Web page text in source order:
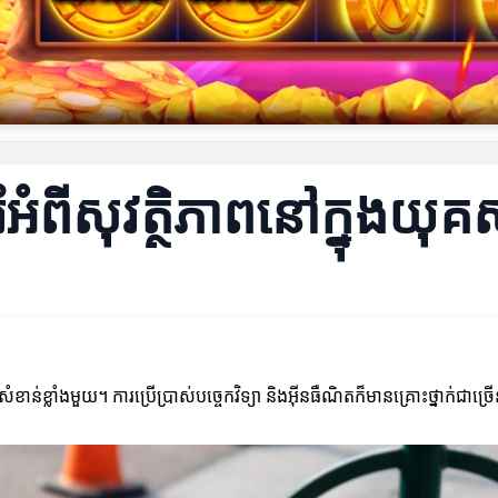
រំអំពីសុវត្ថិភាពនៅក្នុ
ខាន់ខ្លាំងមួយ។ ការប្រើប្រាស់បច្ចេកវិទ្យា និងអ៊ីនធឺណិតក៏មានគ្រោះថ្នាក់ជ